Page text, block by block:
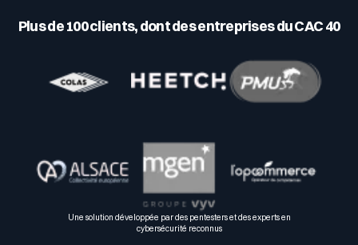
Plus de 100 clients, dont des entreprises du CAC 40
Une solution développée par des pentesters et des experts en
cybersécurité reconnus